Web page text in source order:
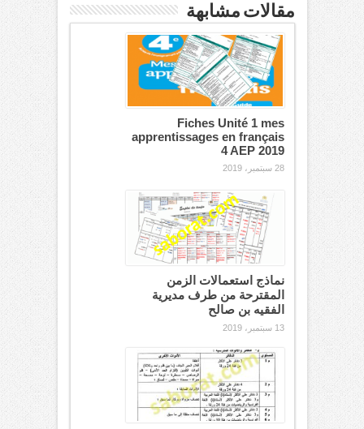
مقالات مشابهة
Fiches Unité 1 mes
apprentissages en français
4 AEP 2019
28 سبتمبر، 2019
نماذج استعمالات الزمن
المقترحة من طرف مديرية
الفقيه بن صالح
13 سبتمبر، 2019